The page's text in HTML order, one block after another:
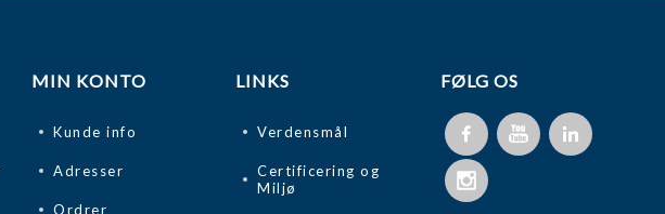
MIN KONTO
Kunde info
Adresser
Ordrer
LINKS
Verdensmål
Certificering og
Miljø
FØLG OS